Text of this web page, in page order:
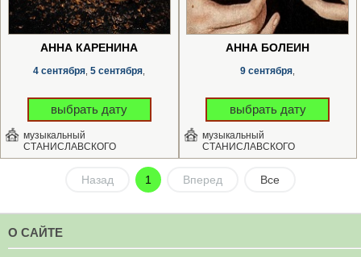
АННА КАРЕНИНА
4 сентября 5 сентября
выбрать дату
музыкальный
СТАНИСЛАВСКОГО
АННА БОЛЕЙН
9 сентября
выбрать дату
музыкальный
СТАНИСЛАВСКОГО
Назад 1 Вперед Все
О САЙТЕ